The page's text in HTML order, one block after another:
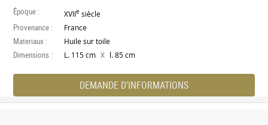
Époque : XVIIe siècle
Provenance : France
Materiaux : Huile sur toile
Dimensions : L. 115 cm X l. 85 cm
DEMANDE D'INFORMATIONS